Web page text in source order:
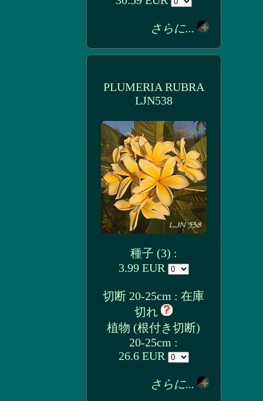
さらに...
PLUMERIA RUBRA
LJN538
種子 (3) :
3.99 EUR
切断 20-25cm : 在庫
切れ
植物 (根付き切断)
20-25cm :
26.6 EUR
さらに...